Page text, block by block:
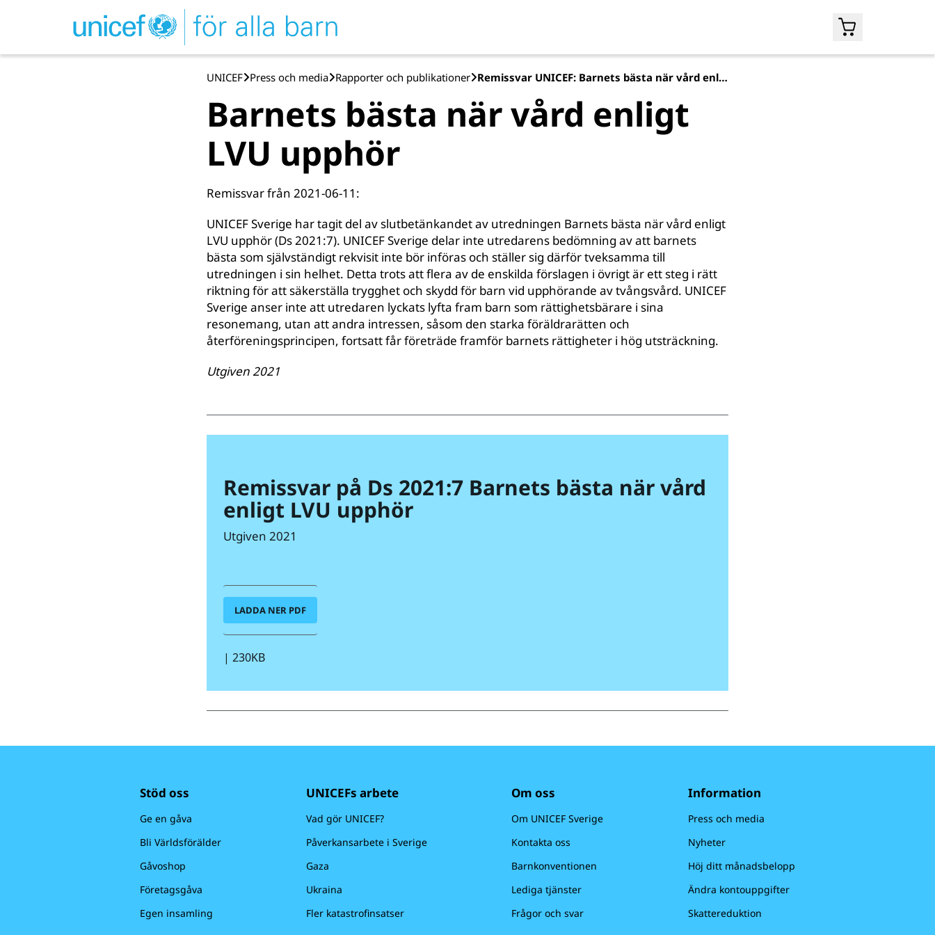
UNICEF Press och media Rapporter och publikationer Remissvar UNICEF: Barnets bästa när vård enligt LVU upphör
Barnets bästa när vård enligt
LVU upphör
Remissvar från 2021-06-11:
UNICEF Sverige har tagit del av slutbetänkandet av utredningen Barnets bästa när vård enligt
LVU upphör (Ds 2021:7). UNICEF Sverige delar inte utredarens bedömning av att barnets
bästa som självständigt rekvisit inte bör införas och ställer sig därför tveksamma till
utredningen i sin helhet. Detta trots att flera av de enskilda förslagen i övrigt är ett steg i rätt
riktning för att säkerställa trygghet och skydd för barn vid upphörande av tvångsvård. UNICEF
Sverige anser inte att utredaren lyckats lyfta fram barn som rättighetsbärare i sina
resonemang, utan att andra intressen, såsom den starka föräldrarätten och
återföreningsprincipen, fortsatt får företräde framför barnets rättigheter i hög utsträckning.
Utgiven 2021
Remissvar på Ds 2021:7 Barnets bästa när vård
enligt LVU upphör
Utgiven 2021
LADDA NER PDF
|230KB
Stöd oss
Ge en gåva
Bli Världsförälder
Gåvoshop
Företagsgåva
Egen insamling
UNICEFs arbete
Vad gör UNICEF?
Påverkansarbete i Sverige
Gaza
Ukraina
Fler katastrofinsatser
Om oss
Om UNICEF Sverige
Kontakta oss
Barnkonventionen
Lediga tjänster
Frågor och svar
Information
Press och media
Nyheter
Höj ditt månadsbelopp
Ändra kontouppgifter
Skattereduktion